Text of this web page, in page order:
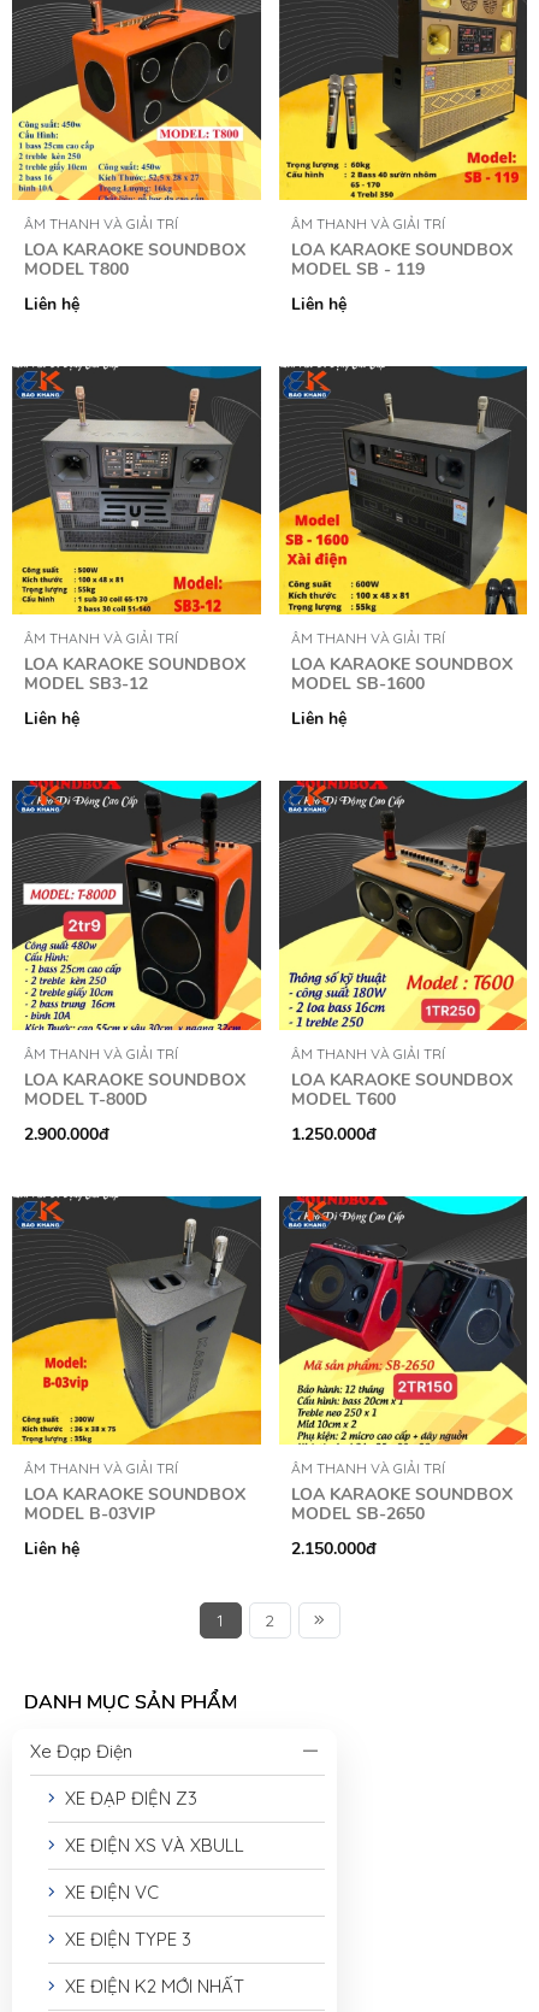
ÂM THANH VÀ GIẢI TRÍ
LOA KARAOKE SOUNDBOX
MODEL T800
Liên hệ
ÂM THANH VÀ GIẢI TRÍ
LOA KARAOKE SOUNDBOX
MODEL SB - 119
Liên hệ
ÂM THANH VÀ GIẢI TRÍ
LOA KARAOKE SOUNDBOX
MODEL SB3-12
Liên hệ
ÂM THANH VÀ GIẢI TRÍ
LOA KARAOKE SOUNDBOX
MODEL SB-1600
Liên hệ
ÂM THANH VÀ GIẢI TRÍ
LOA KARAOKE SOUNDBOX
MODEL T-800D
2.900.000đ
ÂM THANH VÀ GIẢI TRÍ
LOA KARAOKE SOUNDBOX
MODEL T600
1.250.000đ
ÂM THANH VÀ GIẢI TRÍ
LOA KARAOKE SOUNDBOX
MODEL B-03VIP
Liên hệ
ÂM THANH VÀ GIẢI TRÍ
LOA KARAOKE SOUNDBOX
MODEL SB-2650
2.150.000đ
1 2
DANH MỤC SẢN PHẨM
Xe Đạp Điện
XE ĐẠP ĐIỆN Z3
XE ĐIỆN XS VÀ XBULL
XE ĐIỆN VC
XE ĐIỆN TYPE 3
XE ĐIỆN K2 MỚI NHẤT